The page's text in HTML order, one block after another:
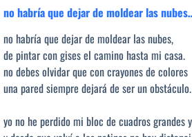
no habría que dejar de moldear las
no habría que dejar de moldear las nubes,
de pintar con gises el camino hasta mi casa.
no debes olvidar que con crayones de colores
una pared siempre dejará de ser un obstáculo.
yo no he perdido mi bloc de cuadros grandes